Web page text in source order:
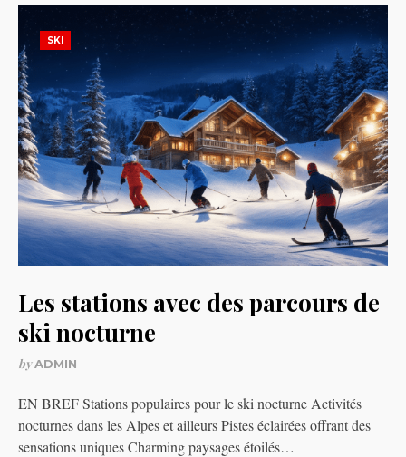
SKI
Les stations avec des parcours de
ski nocturne
byADMIN
EN BREF Stations populaires pour le ski nocturne Activités
nocturnes dans les Alpes et ailleurs Pistes éclairées offrant des
sensations uniques Charming paysages étoilés…